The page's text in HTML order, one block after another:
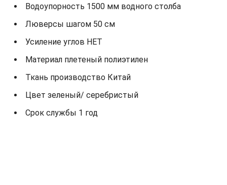
Водоупорность 1500 мм водного столба
Люверсы шагом 50 см
Усиление углов НЕТ
Материал плетеный полиэтилен
Ткань производство Китай
Цвет зеленый/ серебристый
Срок службы 1 год